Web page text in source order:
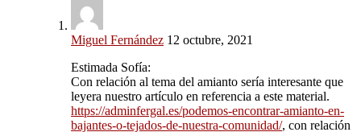
Miguel Fernández 12 octubre, 2021
Estimada Sofía:
Con relación al tema del amianto sería interesante que
leyera nuestro artículo en referencia a este material.
https://adminfergal.es/podemos-encontrar-amianto-en-
bajantes-o-tejados-de-nuestra-comunidad/, con relación